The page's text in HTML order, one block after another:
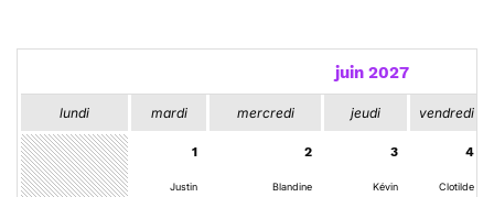
juin 2027
lundi mardi mercredi jeudi vendredi
1
Justin
2
Blandine
3
Kévin
4
Clotilde